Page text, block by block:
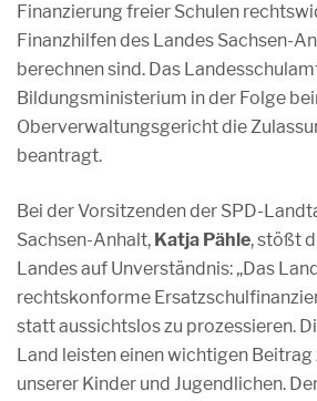
Finanzierung freier Schulen
Finanzhilfen des Landes Sachsen-
berechnen sind. Das
Bildungsministerium in der Folge
Oberverwaltungsgericht die
beantragt.
Bei der Vorsitzenden der SPD-
Sachsen-Anhalt, Katja Pähle, stößt
Landes auf Unverständnis: „Das
rechtskonforme
statt aussichtslos zu prozessieren.
Land leisten einen wichtigen Beitrag
unserer Kinder und Jugendlichen.